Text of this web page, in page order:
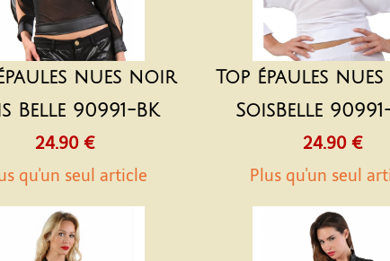
nues noir
Belle 90991-BK
24.90 €
qu'un seul article
Top épaules
SoisBelle
24.90 €
Plus qu'un seul